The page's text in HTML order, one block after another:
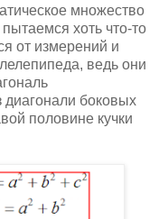
множество
хоть что-то
от измерений и
ведь они
диагонали боковых
половине кучки